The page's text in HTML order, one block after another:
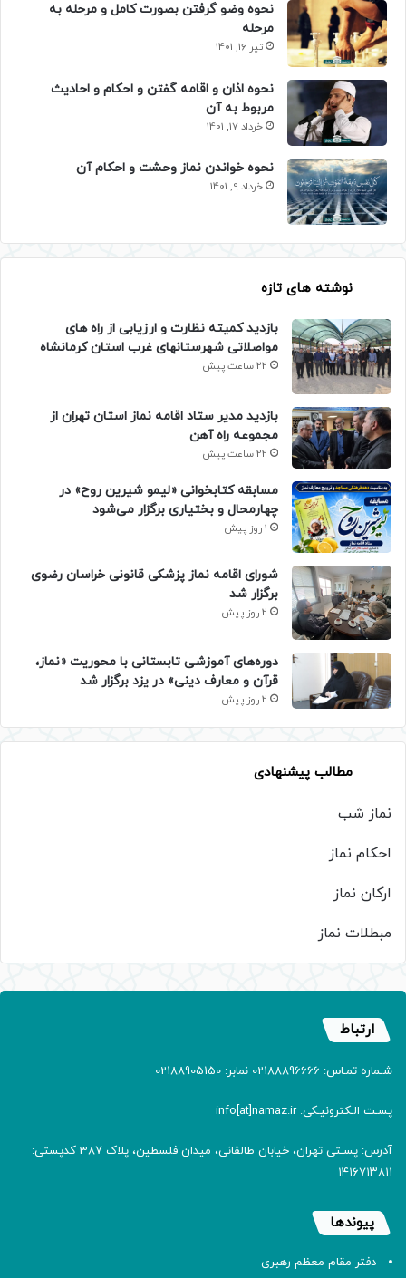
نحوه وضو گرفتن بصورت کامل و مرحله به
مرحله
تیر 16, 1401
نحوه اذان و اقامه گفتن و احکام و احادیث
مربوط به آن
خرداد 17, 1401
نحوه خواندن نماز وحشت و احکام آن
خرداد 9, 1401
نوشته های تازه
بازدید کمیته نظارت و ارزیابی از راه های
مواصلاتی شهرستانهای غرب استان کرمانشاه
22 ساعت پیش
بازدید مدیر ستاد اقامه نماز استان تهران از
مجموعه راه آهن
22 ساعت پیش
مسابقه کتابخوانی «لیمو شیرین روح» در
چهارمحال و بختیاری برگزار می‌شود
1 روز پیش
شورای اقامه نماز پزشکی قانونی خراسان رضوی
برگزار شد
2 روز پیش
دوره‌های آموزشی تابستانی با محوریت «نماز،
قرآن و معارف دینی» در یزد برگزار شد
2 روز پیش
مطالب پیشنهادی
نماز شب
احکام نماز
ارکان نماز
مبطلات نماز
ارتباط
شـماره تمـاس: 02188896666 نمابر: 02188905150
پسـت الـکترونیـکی: info[at]namaz.ir
آدرس: پسـتی تهران، خیابان طالقانی، میدان فلسطین، پلاک 387 کدپستی:
۱۴۱۶۷۱۳۸۱۱
پیوندها
دفتر مقام معظم رهبری